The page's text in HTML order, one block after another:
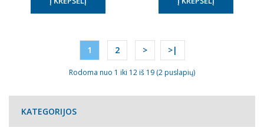
1 2 > >|
Rodoma nuo 1 iki 12 iš 19 (2 puslapių)
KATEGORIJOS